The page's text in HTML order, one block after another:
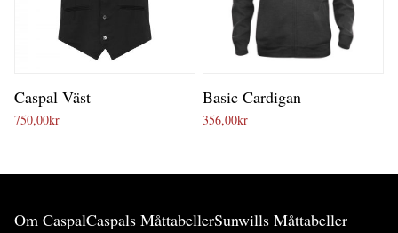
Caspal Väst
750,00kr
Basic Cardigan
356,00kr
Om CaspalCaspals MåttabellerSunwills Måttabeller